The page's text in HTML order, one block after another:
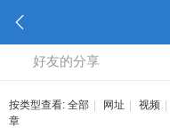
好友的分享
按类型查看: 全部 网址 视频
章